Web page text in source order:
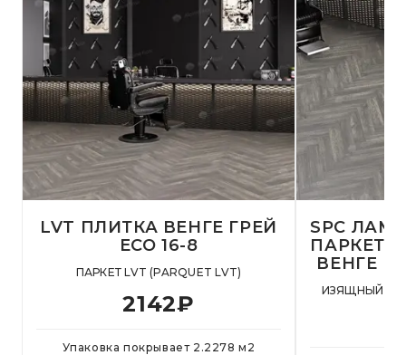
LVT ПЛИТКА ВЕНГЕ ГРЕЙ
ECO 16-8
ПАРКЕТ LVT (PARQUET LVT)
2142₽
Упаковка покрывает 2.2278 м 2
SPC
ПАРКЕТ
ВЕНГЕ
ИЗЯЩНЫЙ